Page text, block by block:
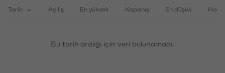
Tarih Açılış En yüksek Kapanış En düşük
Bu tarih aralığı için veri bulunamadı.